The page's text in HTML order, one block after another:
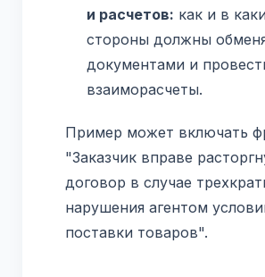
и расчетов: как и в
стороны должны
документами и
взаиморасчеты.
Пример может включать
"Заказчик вправе
договор в случае
нарушения агентом
поставки товаров".